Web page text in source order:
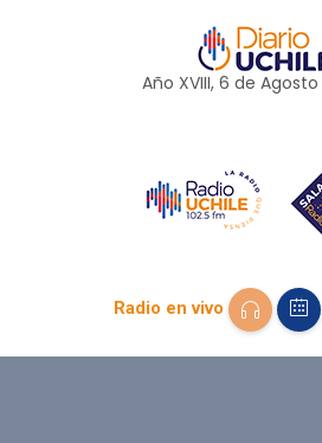
Año XVIII, 6 de Agosto
Radio en vivo